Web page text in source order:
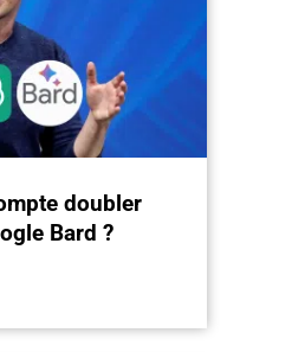
doubler
Bard ?